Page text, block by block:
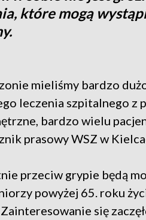
które mogą
mieliśmy bardzo
leczenia szpitalnego z
bardzo wielu
prasowy WSZ w
przeciw grypie będą
powyżej 65. roku
się